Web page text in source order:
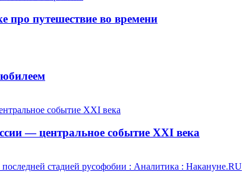
про путешествие во времени
— центральное событие XXI века